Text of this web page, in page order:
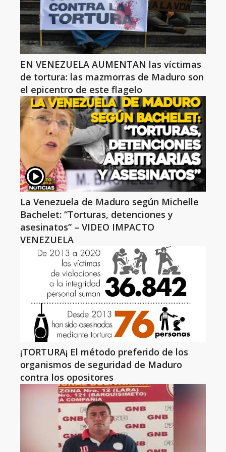
EN VENEZUELA AUMENTAN las víctimas
de tortura: las mazmorras de Maduro son
el epicentro de este flagelo
La Venezuela de Maduro según Michelle
Bachelet: “Torturas, detenciones y
asesinatos” – VIDEO IMPACTO
VENEZUELA
¡TORTURA¡ El método preferido de los
organismos de seguridad de Maduro
contra los opositores